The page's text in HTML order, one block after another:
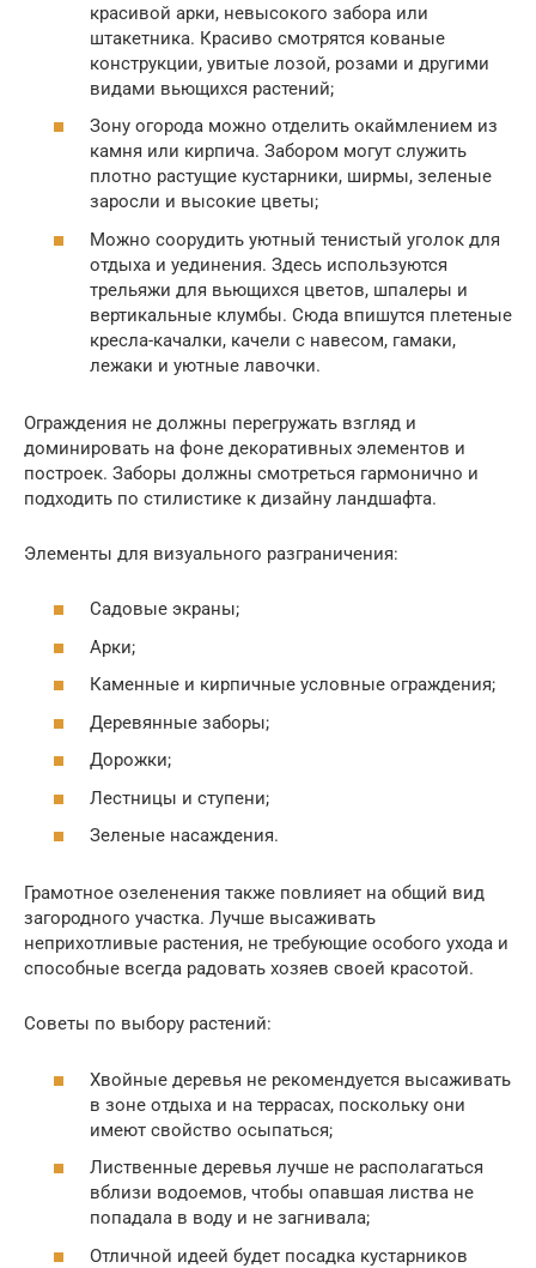
красивой арки, невысокого забора или
штакетника. Красиво смотрятся кованые
конструкции, увитые лозой, розами и другими
видами вьющихся растений;
Зону огорода можно отделить окаймлением из
камня или кирпича. Забором могут служить
плотно растущие кустарники, ширмы, зеленые
заросли и высокие цветы;
Можно соорудить уютный тенистый уголок для
отдыха и уединения. Здесь используются
трельяжи для вьющихся цветов, шпалеры и
вертикальные клумбы. Сюда впишутся плетеные
кресла-качалки, качели с навесом, гамаки,
лежаки и уютные лавочки.
Ограждения не должны перегружать взгляд и
доминировать на фоне декоративных элементов и
построек. Заборы должны смотреться гармонично и
подходить по стилистике к дизайну ландшафта.
Элементы для визуального разграничения:
Садовые экраны;
Арки;
Каменные и кирпичные условные ограждения;
Деревянные заборы;
Дорожки;
Лестницы и ступени;
Зеленые насаждения.
Грамотное озеленения также повлияет на общий вид
загородного участка. Лучше высаживать
неприхотливые растения, не требующие особого ухода и
способные всегда радовать хозяев своей красотой.
Советы по выбору растений:
Хвойные деревья не рекомендуется высаживать
в зоне отдыха и на террасах, поскольку они
имеют свойство осыпаться;
Лиственные деревья лучше не располагаться
вблизи водоемов, чтобы опавшая листва не
попадала в воду и не загнивала;
Отличной идеей будет посадка кустарников